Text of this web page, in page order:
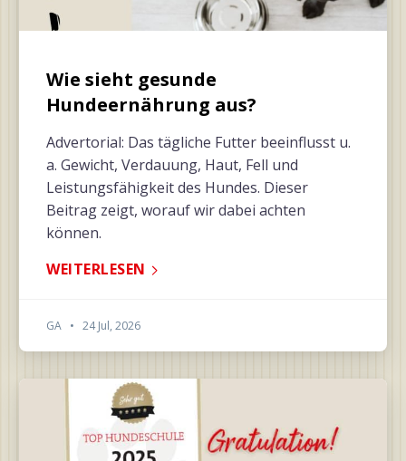
Wie sieht gesunde
Hundeernährung aus?
Advertorial: Das tägliche Futter beeinflusst u.
a. Gewicht, Verdauung, Haut, Fell und
Leistungsfähigkeit des Hundes. Dieser
Beitrag zeigt, worauf wir dabei achten
können.
WEITERLESEN
GA • 24 Jul, 2026